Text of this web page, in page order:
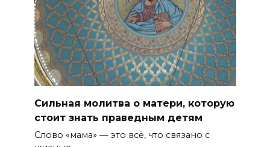
Сильная молитва о матери, которую
стоит знать праведным детям
Слово «мама» — это всё, что связано с